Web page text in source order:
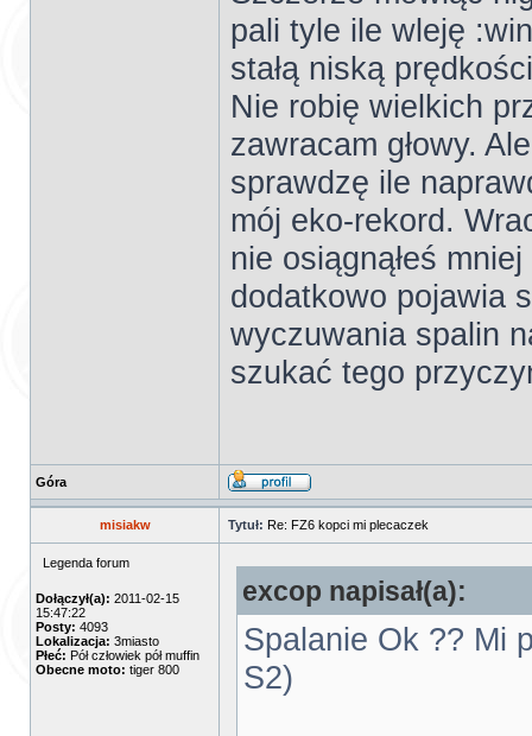
pali tyle ile wleję
stałą niską
Nie robię wielkich
zawracam głowy.
sprawdzę ile
mój eko-rekord.
nie osiągnąłeś
dodatkowo pojawia
wyczuwania spalin
szukać tego
Góra
misiakw Tytuł: Re: FZ6 kopci mi plecaczek
Legenda forum
Dołączył(a): 2011-02-15
15:47:22
Posty: 4093
Lokalizacja: 3miasto
Płeć: Pół człowiek pół muffin
Obecne moto: tiger 800
excop napisał(a):
Spalanie Ok ?? Mi
S2)